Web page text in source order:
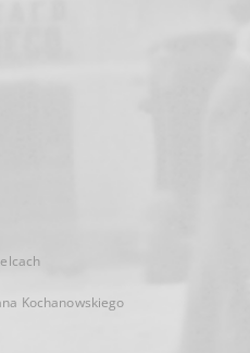
Kochanowskiego